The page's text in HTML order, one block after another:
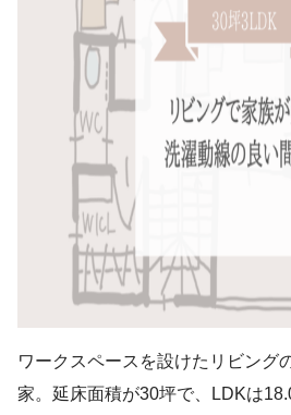
ワークスペースを設けたリビング
家。延床面積が30坪で、LDKは